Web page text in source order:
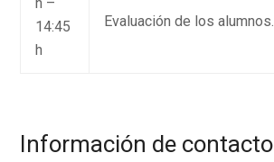
14:45
h
Evaluación de los alumnos.
Información de contacto